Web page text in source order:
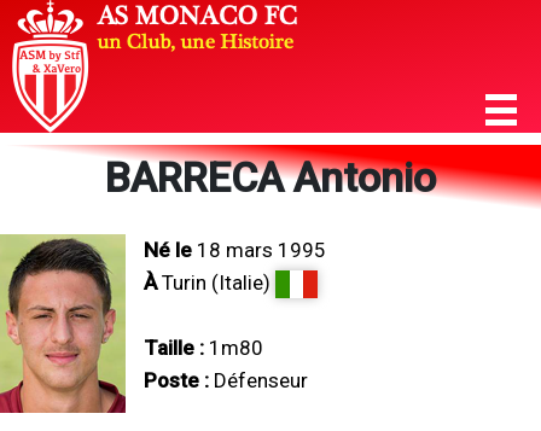
BARRECA Antonio
Né le 18 mars 1995
ÀTurin (Italie)
Taille : 1m80
Poste : Défenseur